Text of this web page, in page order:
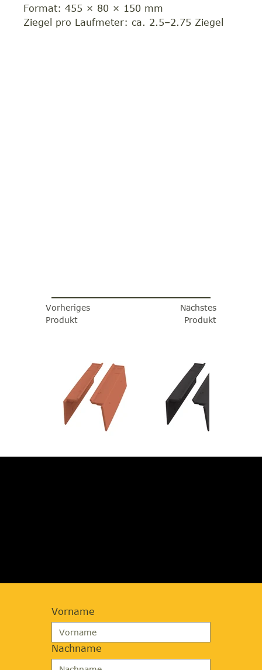
Format: 455 × 80 × 150 mm
Ziegel pro Laufmeter: ca. 2.5–2.75 Ziegel
Vorheriges
Produkt
Nächstes
Produkt
Vorname
Nachname